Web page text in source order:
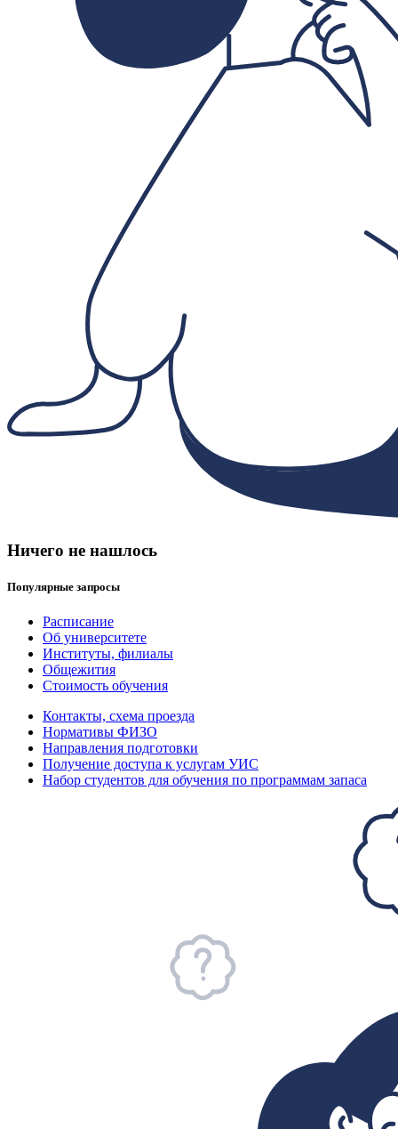
Ничего не нашлось
Популярные запросы
Расписание
Об университете
Институты, филиалы
Общежития
Стоимость обучения
Контакты, схема проезда
Нормативы ФИЗО
Направления подготовки
Получение доступа к услугам УИС
Набор студентов для обучения по программам запаса